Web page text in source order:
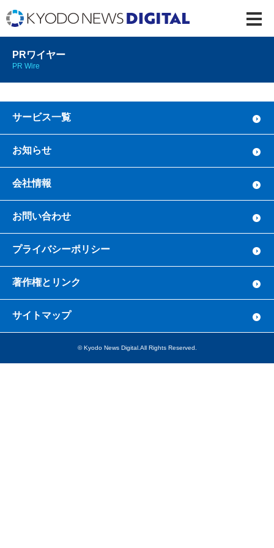
PRワイヤー
PR Wire
サービス一覧
お知らせ
会社情報
お問い合わせ
プライバシーポリシー
著作権とリンク
サイトマップ
© Kyodo News Digital.All Rights Reserved.